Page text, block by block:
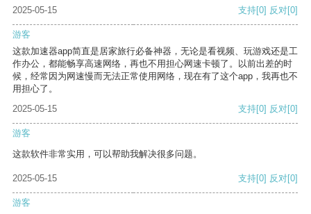
2025-05-15
支持[0] 反对[0]
游客
这款加速器app简直是居家旅行必备神器，无论是看视频、玩游戏还是工
作办公，都能畅享高速网络，再也不用担心网速卡顿了。以前出差的时
候，经常因为网速慢而无法正常使用网络，现在有了这个app，我再也不
用担心了。
2025-05-15
支持[0] 反对[0]
游客
这款软件非常实用，可以帮助我解决很多问题。
2025-05-15 支持[0] 反对[0]
游客